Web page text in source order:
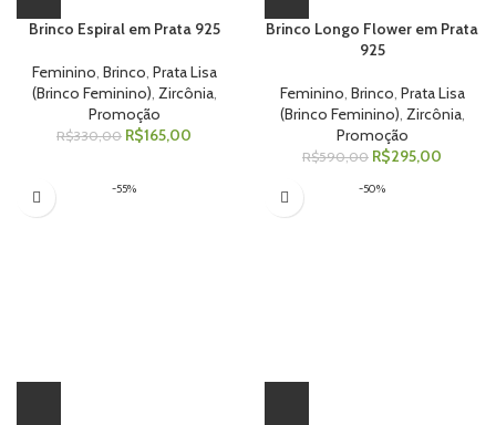
Brinco Espiral em Prata 925
Feminino, Brinco, Prata Lisa
(Brinco Feminino), Zircônia,
Promoção
R$330,00 R$165,00
Brinco Longo Flower em Prata
925
Feminino, Brinco, Prata Lisa
(Brinco Feminino), Zircônia,
Promoção
R$590,00 R$295,00
-55% -50%